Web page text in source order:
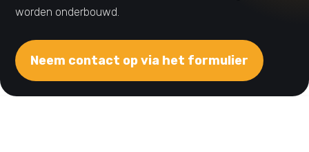
worden onderbouwd.
Neem contact op via het formulier